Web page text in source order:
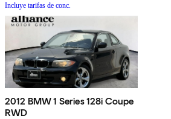
Incluye tarifas de conc.
2012 BMW 1 Series 128i Coupe
RWD